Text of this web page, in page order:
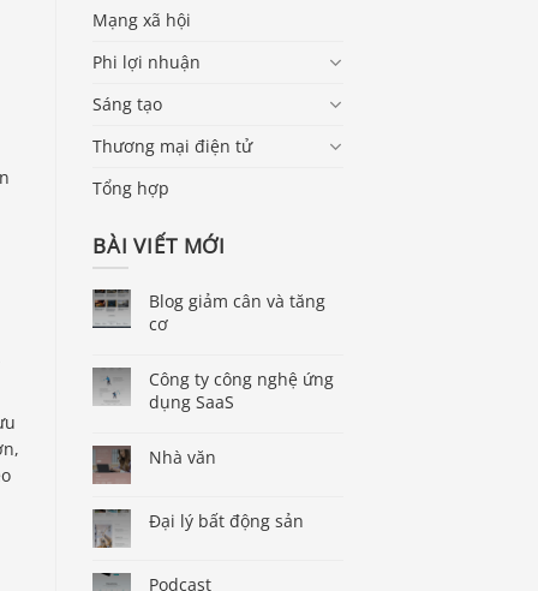
Mạng xã hội
Phi lợi nhuận
Sáng tạo
Thương mại điện tử
Tổng hợp
BÀI VIẾT MỚI
Blog giảm cân và tăng
cơ
Công ty công nghệ ứng
dụng SaaS
Nhà văn
Đại lý bất động sản
Podcast